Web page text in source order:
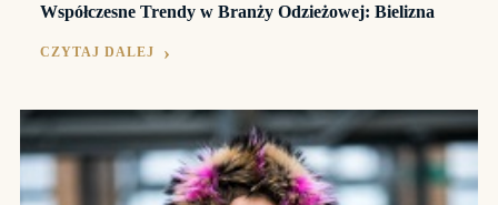
Współczesne Trendy w Branży Odzieżowej: Bielizna
CZYTAJ DALEJ